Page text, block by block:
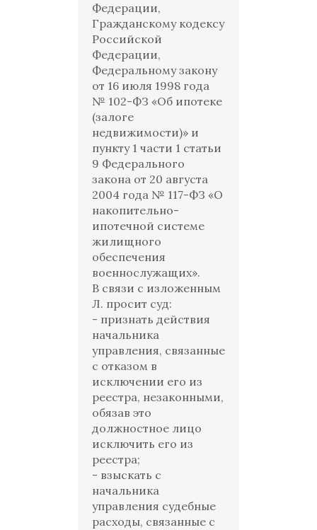
Федерации,
Гражданскому кодексу
Российской
Федерации,
Федеральному закону
от 16 июля 1998 года
№ 102-ФЗ «Об ипотеке
(залоге
недвижимости)» и
пункту 1 части 1 статьи
9 Федерального
закона от 20 августа
2004 года № 117-ФЗ «О
накопительно-
ипотечной системе
жилищного
обеспечения
военнослужащих».
В связи с изложенным
Л. просит суд:
- признать действия
начальника
управления, связанные
с отказом в
исключении его из
реестра, незаконными,
обязав это
должностное лицо
исключить его из
реестра;
- взыскать с
начальника
управления судебные
расходы, связанные с